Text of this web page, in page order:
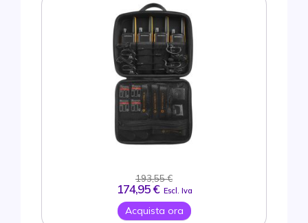
193,55 €
174,95 € Escl. Iva
Acquista ora